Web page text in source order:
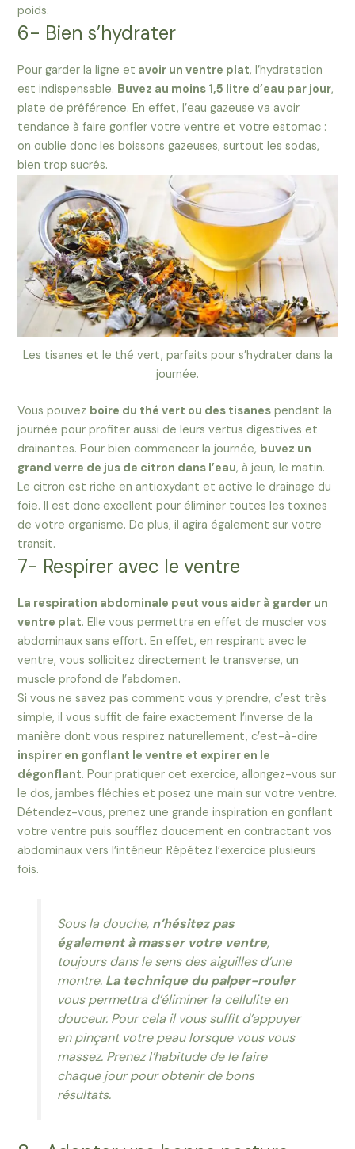
poids.
6- Bien s’hydrater
Pour garder la ligne et avoir un ventre plat, l’hydratation
est indispensable. Buvez au moins 1,5 litre d’eau par jour,
plate de préférence. En effet, l’eau gazeuse va avoir
tendance à faire gonfler votre ventre et votre estomac :
on oublie donc les boissons gazeuses, surtout les sodas,
bien trop sucrés.
Les tisanes et le thé vert, parfaits pour s’hydrater dans la
journée.
Vous pouvez boire du thé vert ou des tisanes pendant la
journée pour profiter aussi de leurs vertus digestives et
drainantes. Pour bien commencer la journée, buvez un
grand verre de jus de citron dans l’eau, à jeun, le matin.
Le citron est riche en antioxydant et active le drainage du
foie. Il est donc excellent pour éliminer toutes les toxines
de votre organisme. De plus, il agira également sur votre
transit.
7- Respirer avec le ventre
La respiration abdominale peut vous aider à garder un
ventre plat. Elle vous permettra en effet de muscler vos
abdominaux sans effort. En effet, en respirant avec le
ventre, vous sollicitez directement le transverse, un
muscle profond de l’abdomen.
Si vous ne savez pas comment vous y prendre, c’est très
simple, il vous suffit de faire exactement l’inverse de la
manière dont vous respirez naturellement, c’est-à-dire
inspirer en gonflant le ventre et expirer en le
dégonflant. Pour pratiquer cet exercice, allongez-vous sur
le dos, jambes fléchies et posez une main sur votre ventre.
Détendez-vous, prenez une grande inspiration en gonflant
votre ventre puis soufflez doucement en contractant vos
abdominaux vers l’intérieur. Répétez l’exercice plusieurs
fois.
Sous la douche,n’hésitez pas
également à masser votre ventre,
toujours dans le sens des aiguilles d’une
montre. La technique du palper-rouler
vous permettra d’éliminer la cellulite en
douceur. Pour cela il vous suffit d’appuyer
en pinçant votre peau lorsque vous vous
massez. Prenez l’habitude de le faire
chaque jour pour obtenir de bons
résultats.